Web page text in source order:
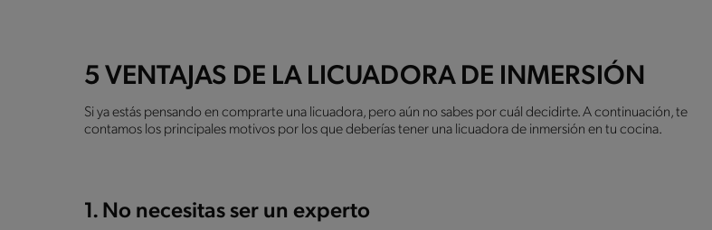
5 VENTAJAS DE LA LICUADORA DE INMERSIÓN
Si ya estás pensando en comprarte una licuadora, pero aún no sabes por cuál decidirte. A continuación, te
contamos los principales motivos por los que deberías tener una licuadora de inmersión en tu cocina.
1. No necesitas ser un experto